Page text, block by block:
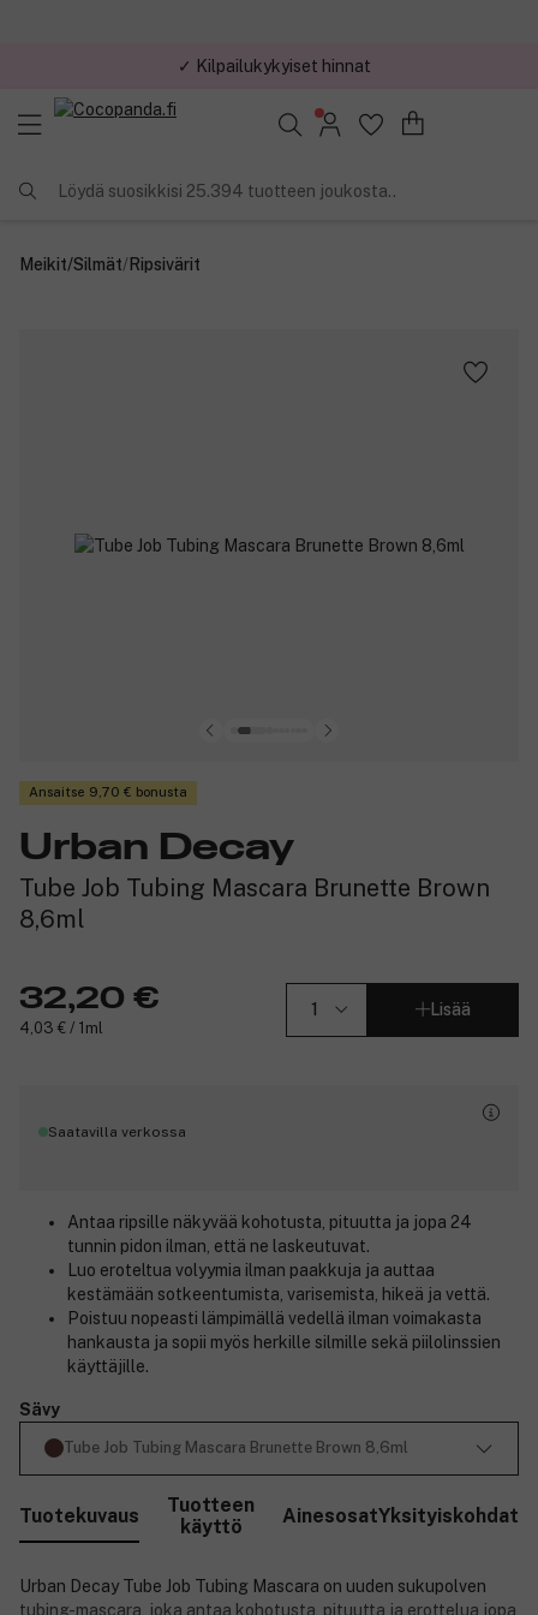
✓ Kilpailukykyiset hinnat
Löydä suosikkisi 25.394 tuotteen joukosta..
Meikit/Silmät/Ripsivärit
Ansaitse 9,70 € bonusta
Urban Decay
Tube Job Tubing Mascara Brunette Brown
8,6ml
32,20 €
4,03 € / 1ml
Lisää
Saatavilla verkossa
Antaa ripsille näkyvää kohotusta, pituutta ja jopa 24
tunnin pidon ilman, että ne laskeutuvat.
Luo eroteltua volyymia ilman paakkuja ja auttaa
kestämään sotkeentumista, varisemista, hikeä ja vettä.
Poistuu nopeasti lämpimällä vedellä ilman voimakasta
hankausta ja sopii myös herkille silmille sekä piilolinssien
käyttäjille.
Sävy
Tube Job Tubing Mascara Brunette Brown 8,6ml
Tuotekuvaus
Tuotteen
käyttö
AinesosatYksityiskohdat
Urban Decay Tube Job Tubing Mascara on uuden sukupolven
tubing-mascara, joka antaa kohotusta, pituutta ja erottelua jopa